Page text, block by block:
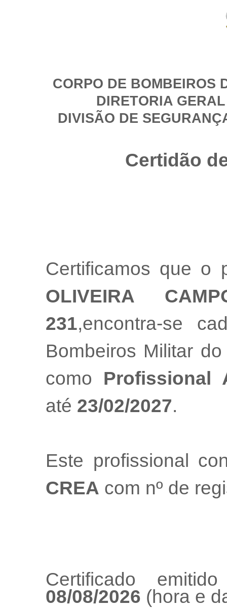
CORPO DE BOMBEIROS
DIRETORIA
DIVISÃO DE
Certidão
Certificamos que o
OLIVEIRA
231,encontra-se
Bombeiros Militar
como Profissional
até 23/02/2027.
Este profissional
CREA com nº de
Certificado
08/08/2026 (hora e